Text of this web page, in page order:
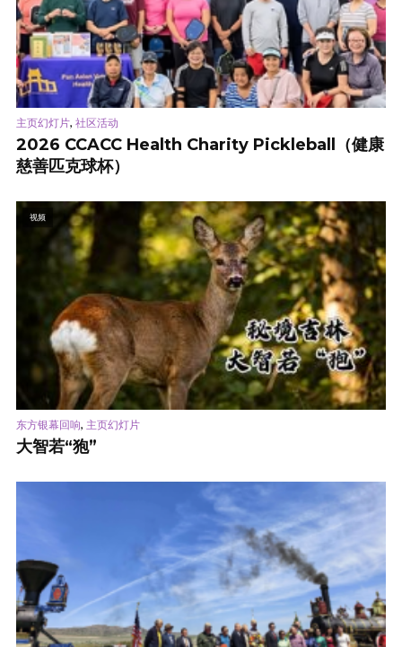
主页幻灯片, 社区活动
2026 CCACC Health Charity Pickleball（健康
慈善匹克球杯）
视频
东方银幕回响, 主页幻灯片
大智若“狍”